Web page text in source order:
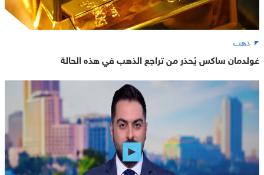
ذهب
غولدمان ساكس يُحذر من تراجع الذهب في هذه الحالة